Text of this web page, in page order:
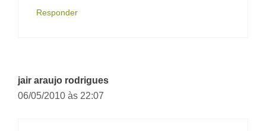
Responder
jair araujo rodrigues
06/05/2010 às 22:07